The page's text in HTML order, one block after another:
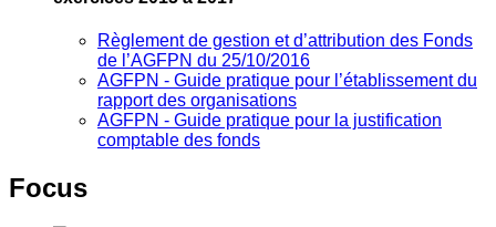
Règlement de gestion et d’attribution des Fonds
de l’AGFPN du 25/10/2016
AGFPN ‐ Guide pratique pour l’établissement du
rapport des organisations
AGFPN ‐ Guide pratique pour la justification
comptable des fonds
Focus